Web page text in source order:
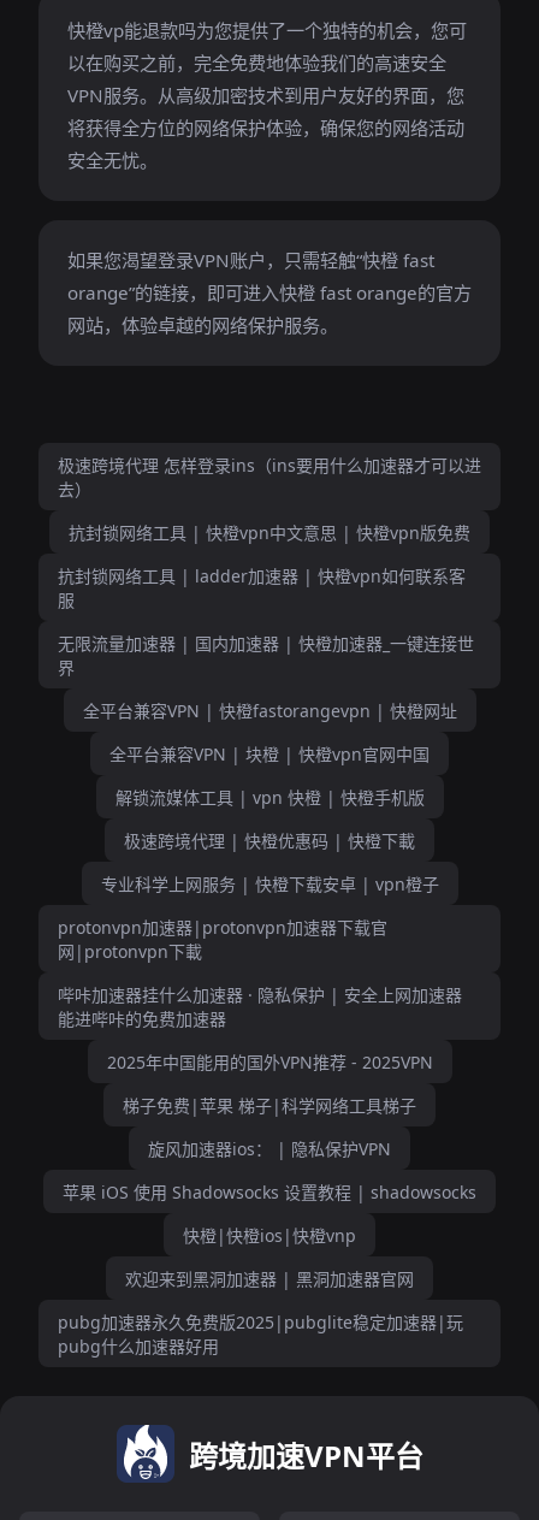
快橙vp能退款吗为您提供了一个独特的机会，您可
以在购买之前，完全免费地体验我们的高速安全
VPN服务。从高级加密技术到用户友好的界面，您
将获得全方位的网络保护体验，确保您的网络活动
安全无忧。
如果您渴望登录VPN账户，只需轻触“快橙 fast
orange”的链接，即可进入快橙 fast orange的官方
网站，体验卓越的网络保护服务。
极速跨境代理 怎样登录ins（ins要用什么加速器才可以进
去）
抗封锁网络工具 | 快橙vpn中文意思 | 快橙vpn版免费
抗封锁网络工具 | ladder加速器 | 快橙vpn如何联系客
服
无限流量加速器 | 国内加速器 | 快橙加速器_一键连接世
界
全平台兼容VPN | 快橙fastorangevpn | 快橙网址
全平台兼容VPN | 块橙 | 快橙vpn官网中国
解锁流媒体工具 | vpn 快橙 | 快橙手机版
极速跨境代理 | 快橙优惠码 | 快橙下載
专业科学上网服务 | 快橙下载安卓 | vpn橙子
protonvpn加速器|protonvpn加速器下载官
网|protonvpn下載
哔咔加速器挂什么加速器 · 隐私保护 | 安全上网加速器
能进哔咔的免费加速器
2025年中国能用的国外VPN推荐 - 2025VPN
梯子免费|苹果 梯子|科学网络工具梯子
旋风加速器ios： | 隐私保护VPN
苹果 iOS 使用 Shadowsocks 设置教程 | shadowsocks
快橙|快橙ios|快橙vnp
欢迎来到黑洞加速器 | 黑洞加速器官网
pubg加速器永久免费版2025|pubglite稳定加速器|玩
pubg什么加速器好用
跨境加速VPN平台